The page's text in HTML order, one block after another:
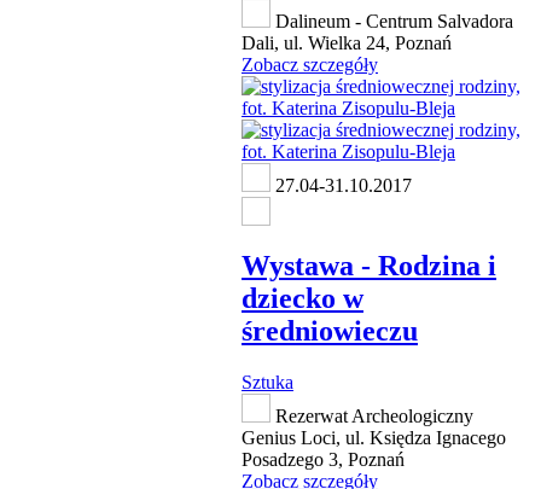
Dalineum - Centrum Salvadora
Dali, ul. Wielka 24, Poznań
Zobacz szczegóły
27.04-31.10.2017
Wystawa - Rodzina i
dziecko w
średniowieczu
Sztuka
Rezerwat Archeologiczny
Genius Loci, ul. Księdza Ignacego
Posadzego 3, Poznań
Zobacz szczegóły